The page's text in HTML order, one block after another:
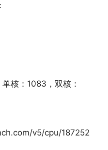
核：1083，双核：
v5/cpu/187252